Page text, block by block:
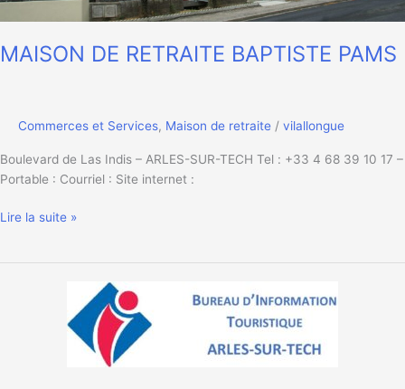
MAISON DE RETRAITE BAPTISTE PAMS
Commerces et Services, Maison de retraite / vilallongue
Boulevard de Las Indis – ARLES-SUR-TECH Tel : +33 4 68 39 10 17 –
Portable : Courriel : Site internet :
MAISON
Lire la suite »